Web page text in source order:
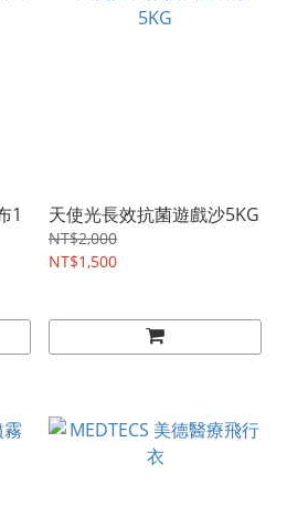
1
天使光長效抗菌遊戲沙5KG
NT$2,000
NT$1,500